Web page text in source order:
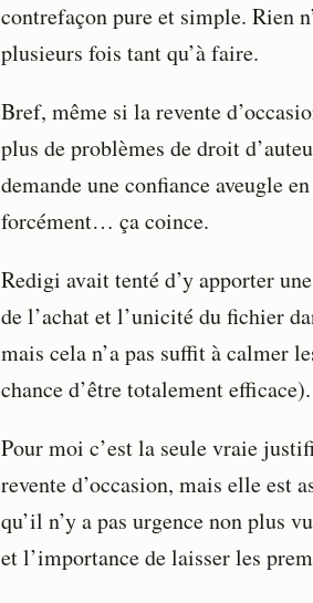
contrefaçon pure et simple. Rien
plusieurs fois tant qu’à faire.
Bref, même si la revente
plus de problèmes de droit
demande une confiance aveugle
forcément… ça coince.
Redigi avait tenté d’y apporter
de l’achat et l’unicité du fichier
mais cela n’a pas suffit à calmer
chance d’être totalement efficace).
Pour moi c’est la seule vraie
revente d’occasion, mais elle est
qu’il n’y a pas urgence non plus
et l’importance de laisser les